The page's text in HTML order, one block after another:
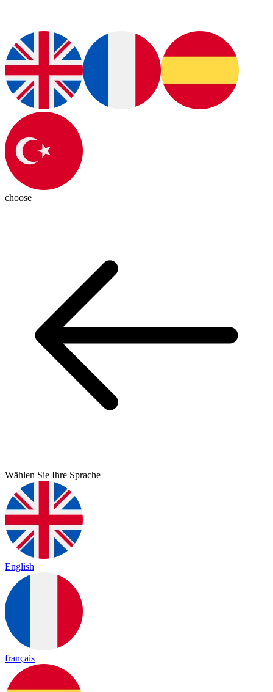
choose
Wählen Sie Ihre Sprache
English
français